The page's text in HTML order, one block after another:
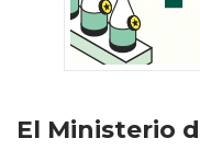
El Ministerio